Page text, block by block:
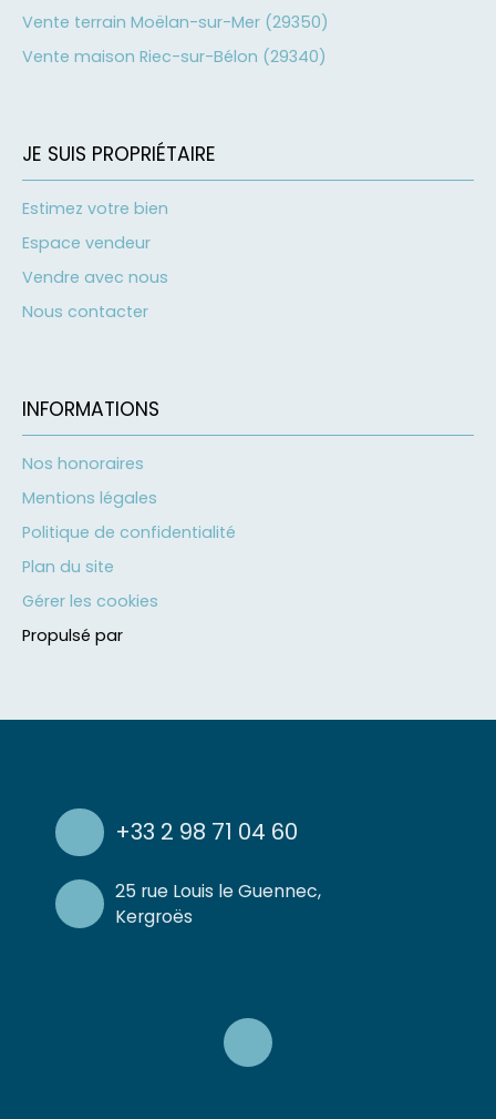
Vente terrain Moëlan-sur-Mer (29350)
Vente maison Riec-sur-Bélon (29340)
JE SUIS PROPRIÉTAIRE
Estimez votre bien
Espace vendeur
Vendre avec nous
Nous contacter
INFORMATIONS
Nos honoraires
Mentions légales
Politique de confidentialité
Plan du site
Gérer les cookies
Propulsé par
+33 2 98 71 04 60
25 rue Louis le Guennec,
Kergroës